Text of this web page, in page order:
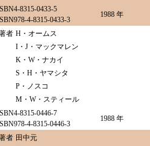
8315-0433-5
4-8315-0433-3
1988 年
者 H・オームス
I・J・マックマレン
K・W・ナカイ
S・H・ヤマシタ
P・ノスコ
M・W・スティール
8315-0446-7
4-8315-0446-3
1988 年
者 田中元